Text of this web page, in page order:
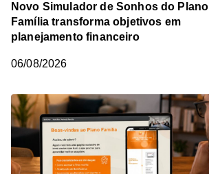
Novo Simulador de Sonhos do Plano
Família transforma objetivos em
planejamento financeiro
06/08/2026